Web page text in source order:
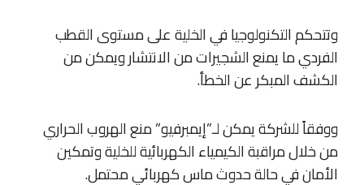
وتتحكم التكنولوجيا في الخلية على مستوى القطب
الفردي ما يمنع الشجيرات من الانتشار ويمكن من
الكشف المبكر عن الخطأ.
ووفقاً للشركة يمكن لـ”إيمبرفيو” منع الهروب الحراري
من خلال مراقبة الكيمياء الكهربائية للخلية وتمكين
الأمان في حالة حدوث ماس كهربائي محتمل.